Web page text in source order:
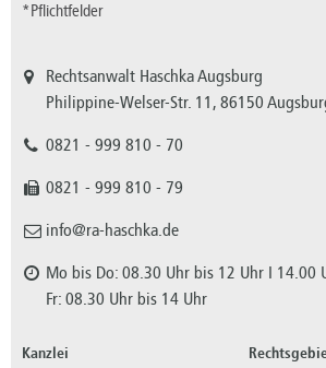
*Pflichtfelder
Rechtsanwalt Haschka Augsburg
Philippine-Welser-Str. 11, 86150
0821 - 999 810 - 70
0821 - 999 810 - 79
info@ra-haschka.de
Mo bis Do: 08.30 Uhr bis 12 Uhr I 14.00
Fr: 08.30 Uhr bis 14 Uhr
Kanzlei